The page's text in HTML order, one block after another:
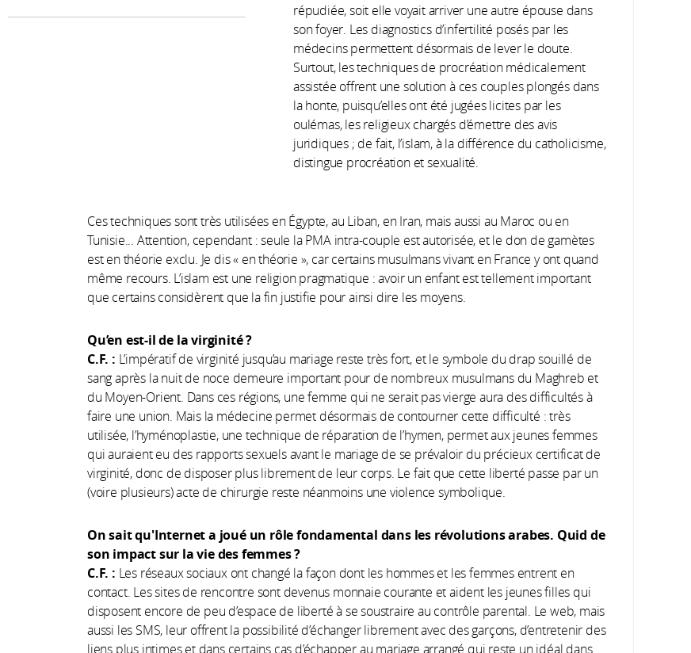
répudiée, soit elle voyait arriver une autre épouse dans
son foyer. Les diagnostics d’infertilité posés par les
médecins permettent désormais de lever le doute.
Surtout, les techniques de procréation médicalement
assistée offrent une solution à ces couples plongés dans
la honte, puisqu’elles ont été jugées licites par les
oulémas, les religieux chargés d’émettre des avis
juridiques ; de fait, l’islam, à la différence du catholicisme,
distingue procréation et sexualité.
Ces techniques sont très utilisées en Égypte, au Liban, en Iran, mais aussi au Maroc ou en
Tunisie... Attention, cependant : seule la PMA intra-couple est autorisée, et le don de gamètes
est en théorie exclu. Je dis « en théorie », car certains musulmans vivant en France y ont quand
même recours. L’islam est une religion pragmatique : avoir un enfant est tellement important
que certains considèrent que la fin justifie pour ainsi dire les moyens.
Qu’en est-il de la virginité ?
C.F. : L’impératif de virginité jusqu’au mariage reste très fort, et le symbole du drap souillé de
sang après la nuit de noce demeure important pour de nombreux musulmans du Maghreb et
du Moyen-Orient. Dans ces régions, une femme qui ne serait pas vierge aura des difficultés à
faire une union. Mais la médecine permet désormais de contourner cette difficulté : très
utilisée, l’hyménoplastie, une technique de réparation de l’hymen, permet aux jeunes femmes
qui auraient eu des rapports sexuels avant le mariage de se prévaloir du précieux certificat de
virginité, donc de disposer plus librement de leur corps. Le fait que cette liberté passe par un
(voire plusieurs) acte de chirurgie reste néanmoins une violence symbolique.
On sait qu'Internet a joué un rôle fondamental dans les révolutions arabes. Quid de
son impact sur la vie des femmes ?
C.F. : Les réseaux sociaux ont changé la façon dont les hommes et les femmes entrent en
contact. Les sites de rencontre sont devenus monnaie courante et aident les jeunes filles qui
disposent encore de peu d’espace de liberté à se soustraire au contrôle parental. Le web, mais
aussi les SMS, leur offrent la possibilité d’échanger librement avec des garçons, d’entretenir des
liens plus intimes et dans certains cas d’échapper au mariage arrangé qui reste un idéal dans